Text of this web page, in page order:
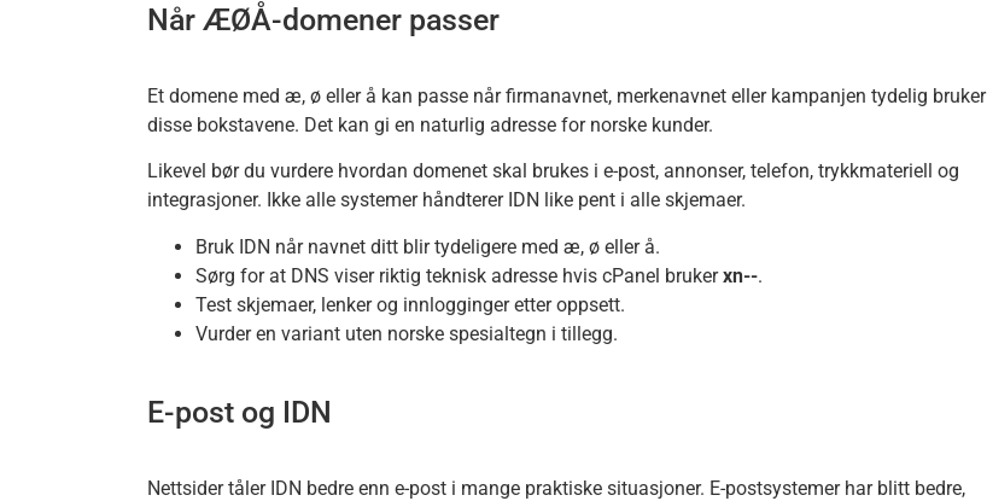
Når ÆØÅ-domener passer
Et domene med æ, ø eller å kan passe når firmanavnet, merkenavnet eller kampanjen tydelig bruker
disse bokstavene. Det kan gi en naturlig adresse for norske kunder.
Likevel bør du vurdere hvordan domenet skal brukes i e-post, annonser, telefon, trykkmateriell og
integrasjoner. Ikke alle systemer håndterer IDN like pent i alle skjemaer.
Bruk IDN når navnet ditt blir tydeligere med æ, ø eller å.
Sørg for at DNS viser riktig teknisk adresse hvis cPanel brukerxn--.
Test skjemaer, lenker og innlogginger etter oppsett.
Vurder en variant uten norske spesialtegn i tillegg.
E-post og IDN
Nettsider tåler IDN bedre enn e-post i mange praktiske situasjoner. E-postsystemer har blitt bedre,